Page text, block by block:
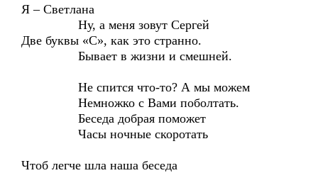
Я – Светлана
Ну, а меня зовут Сергей
Две буквы «С», как это странно.
Бывает в жизни и смешней.
Не спится что-то? А мы можем
Немножко с Вами поболтать.
Беседа добрая поможет
Часы ночные скоротать
Чтоб легче шла наша беседа